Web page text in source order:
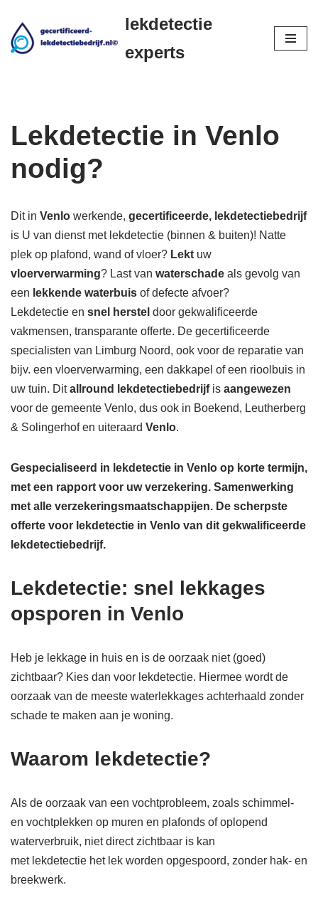
Ga
lekdetectie
experts
Lekdetectie in Venlo
nodig?
Dit in Venlo werkende, gecertificeerde, lekdetectiebedrijf
is U van dienst met lekdetectie (binnen & buiten)! Natte
plek op plafond, wand of vloer? Lekt uw
vloerverwarming? Last van waterschade als gevolg van
een lekkende waterbuis of defecte afvoer?
Lekdetectie en snel herstel door gekwalificeerde
vakmensen, transparante offerte. De gecertificeerde
specialisten van Limburg Noord, ook voor de reparatie van
bijv. een vloerverwarming, een dakkapel of een rioolbuis in
uw tuin. Ditallround lekdetectiebedrijfis aangewezen
voor de gemeente Venlo, dus ook in Boekend, Leutherberg
& Solingerhof en uiteraard Venlo.
Gespecialiseerd in lekdetectie in Venlo op korte termijn,
met een rapport voor uw verzekering. Samenwerking
met alle verzekeringsmaatschappijen. De scherpste
offerte voor lekdetectie in Venlo van dit gekwalificeerde
lekdetectiebedrijf.
Lekdetectie: snel lekkages
opsporen in Venlo
Heb je lekkage in huis en is de oorzaak niet (goed)
zichtbaar? Kies dan voor lekdetectie. Hiermee wordt de
oorzaak van de meeste waterlekkages achterhaald zonder
schade te maken aan je woning.
Waarom lekdetectie?
Als de oorzaak van een vochtprobleem, zoals schimmel-
en vochtplekken op muren en plafonds of oplopend
waterverbruik, niet direct zichtbaar is kan
met lekdetectie het lek worden opgespoord, zonder hak- en
breekwerk.